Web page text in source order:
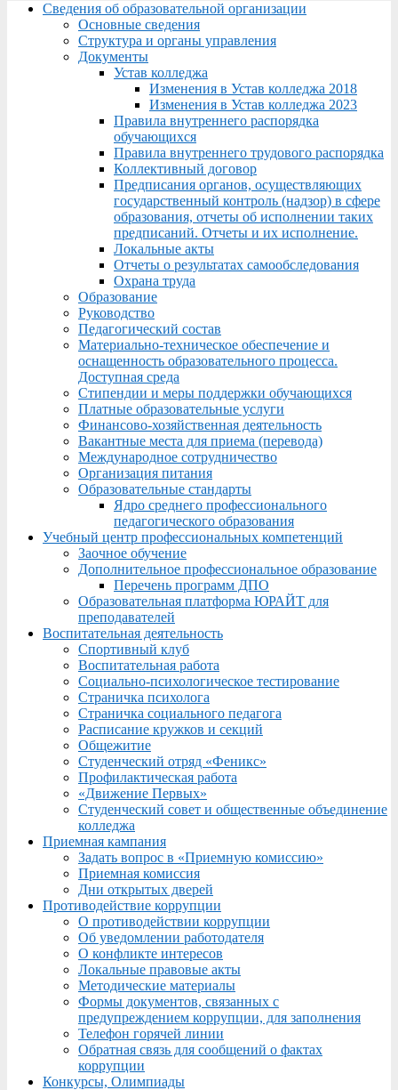
Menu
Сведения об образовательной организации
Основные сведения
Структура и органы управления
Документы
Устав колледжа
Изменения в Устав колледжа 2018
Изменения в Устав колледжа 2023
Правила внутреннего распорядка
обучающихся
Правила внутреннего трудового распорядка
Коллективный договор
Предписания органов, осуществляющих
государственный контроль (надзор) в сфере
образования, отчеты об исполнении таких
предписаний. Отчеты и их исполнение.
Локальные акты
Отчеты о результатах самообследования
Охрана труда
Образование
Руководство
Педагогический состав
Материально-техническое обеспечение и
оснащенность образовательного процесса.
Доступная среда
Стипендии и меры поддержки обучающихся
Платные образовательные услуги
Финансово-хозяйственная деятельность
Вакантные места для приема (перевода)
Международное сотрудничество
Организация питания
Образовательные стандарты
Ядро среднего профессионального
педагогического образования
Учебный центр профессиональных компетенций
Заочное обучение
Дополнительное профессиональное образование
Перечень программ ДПО
Образовательная платформа ЮРАЙТ для
преподавателей
Воспитательная деятельность
Спортивный клуб
Воспитательная работа
Социально-психологическое тестирование
Страничка психолога
Страничка социального педагога
Расписание кружков и секций
Общежитие
Студенческий отряд «Феникс»
Профилактическая работа
«Движение Первых»
Студенческий совет и общественные объединение
колледжа
Приемная кампания
Задать вопрос в «Приемную комиссию»
Приемная комиссия
Дни открытых дверей
Противодействие коррупции
О противодействии коррупции
Об уведомлении работодателя
О конфликте интересов
Локальные правовые акты
Методические материалы
Формы документов, связанных с
предупреждением коррупции, для заполнения
Телефон горячей линии
Обратная связь для сообщений о фактах
коррупции
Конкурсы, Олимпиады